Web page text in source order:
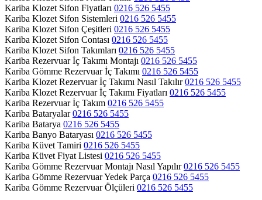
Kariba Klozet Sifon Fiyatları 0216 526 5455
Kariba Klozet Sifon Sistemleri 0216 526 5455
Kariba Klozet Sifon Çeşitleri 0216 526 5455
Kariba Klozet Sifon Contası 0216 526 5455
Kariba Klozet Sifon Takımları 0216 526 5455
Kariba Rezervuar İç Takımı Montajı 0216 526 5455
Kariba Gömme Rezervuar İç Takımı 0216 526 5455
Kariba Klozet Rezervuar İç Takımı Nasıl Takılır0216 526 5455
Kariba Klozet Rezervuar İç Takımı Fiyatları 0216 526 5455
Kariba Rezervuar İç Takım 0216 526 5455
Kariba Bataryalar0216 526 5455
Kariba Batarya 0216 526 5455
Kariba Banyo Bataryası 0216 526 5455
Kariba Küvet Tamiri 0216 526 5455
Kariba Küvet Fiyat Listesi 0216 526 5455
Kariba Gömme Rezervuar Montajı Nasıl Yapılır0216 526 5455
Kariba Gömme Rezervuar Yedek Parça 0216 526 5455
Kariba Gömme Rezervuar Ölçüleri 0216 526 5455